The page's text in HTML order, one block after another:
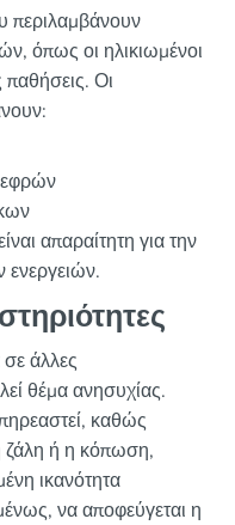
περιλαμβάνουν
όπως οι ηλικιωμένοι
Οι
απαραίτητη για την
άλλες
θέμα ανησυχίας.
καθώς
ζάλη ή η κόπωση,
ικανότητα
να αποφεύγεται η